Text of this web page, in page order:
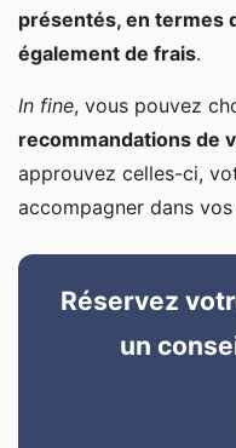
présentés, en termes
également de frais.
In fine, vous pouvez
recommandations de
approuvez celles-ci,
accompagner dans vos
Réservez
un